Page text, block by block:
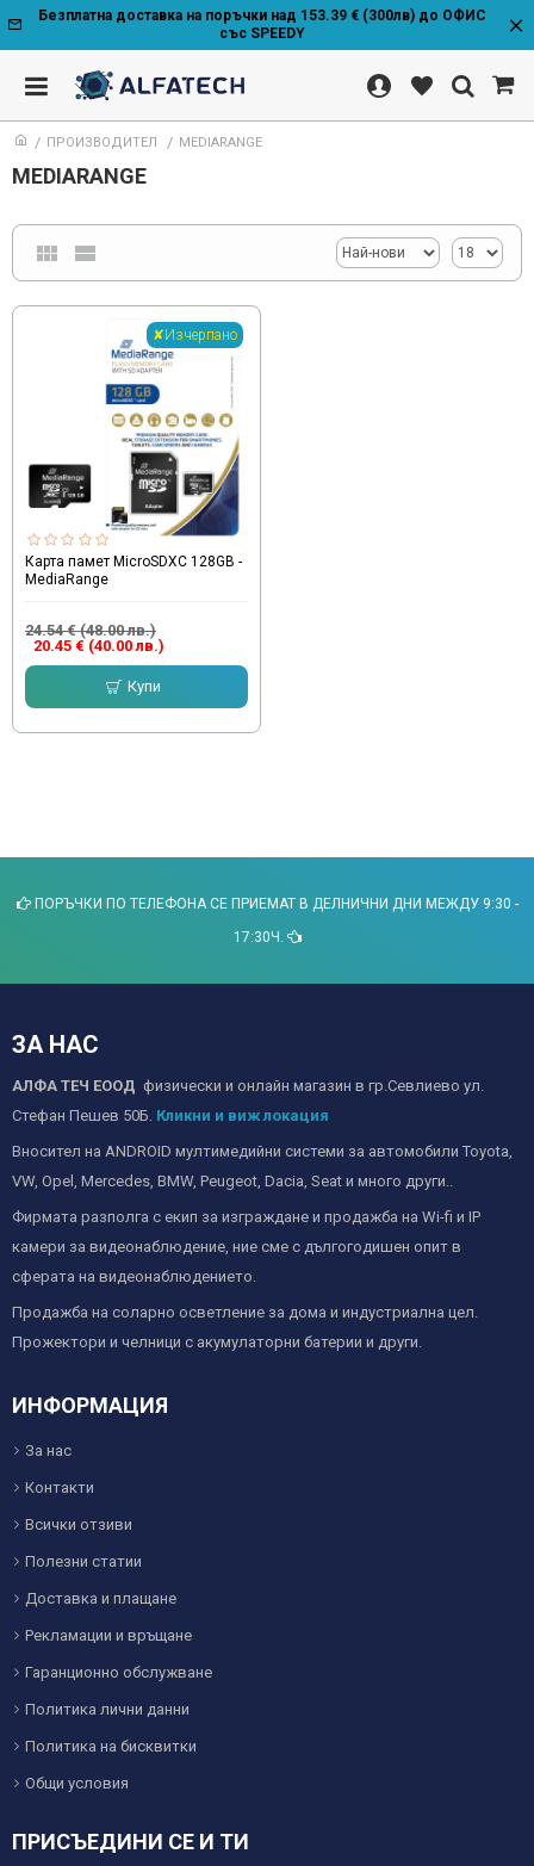
Безплатна доставка на поръчки над 153.39 € (300лв) до ОФИС
със SPEEDY
ПРОИЗВОДИТЕЛ MEDIARANGE
MEDIARANGE
✘Изчерпано
Карта памет MicroSDXC 128GB -
MediaRange
20.45 € (40.00 лв.)
24.54 € (48.00 лв.)
Купи
ПОРЪЧКИ ПО ТЕЛЕФОНА СЕ ПРИЕМАТ В ДЕЛНИЧНИ ДНИ МЕЖДУ 9:30 -
17:30Ч.
ЗА НАС
АЛФА ТЕЧ ЕООД физически и онлайн магазин в гр.Севлиево ул.
Стефан Пешев 50Б. Кликни и виж локация
Вносител на ANDROID мултимедийни системи за автомобили Toyota,
VW, Opel, Mercedes, BMW, Peugeot, Dacia, Seat и много други..
Фирмата разполга с екип за изграждане и продажба на Wi-fi и IP
камери за видеонаблюдение, ние сме с дългогодишен опит в
сферата на видеонаблюдението.
Продажба на соларно осветление за дома и индустриална цел.
Прожектори и челници с акумулаторни батерии и други.
ИНФОРМАЦИЯ
За нас
Контакти
Всички отзиви
Полезни статии
Доставка и плащане
Рекламации и връщане
Гаранционно обслужване
Политика лични данни
Политика на бисквитки
Общи условия
ПРИСЪЕДИНИ СЕ И ТИ